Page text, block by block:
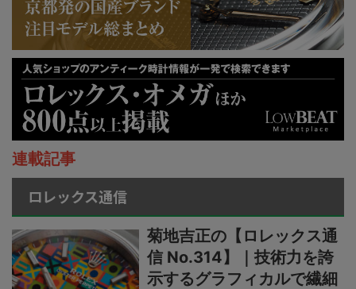
連載記事
ロレックス通信
菊地吉正の【ロレックス通
信 No.314】｜技術力を誇
示するグラフィカルで繊細